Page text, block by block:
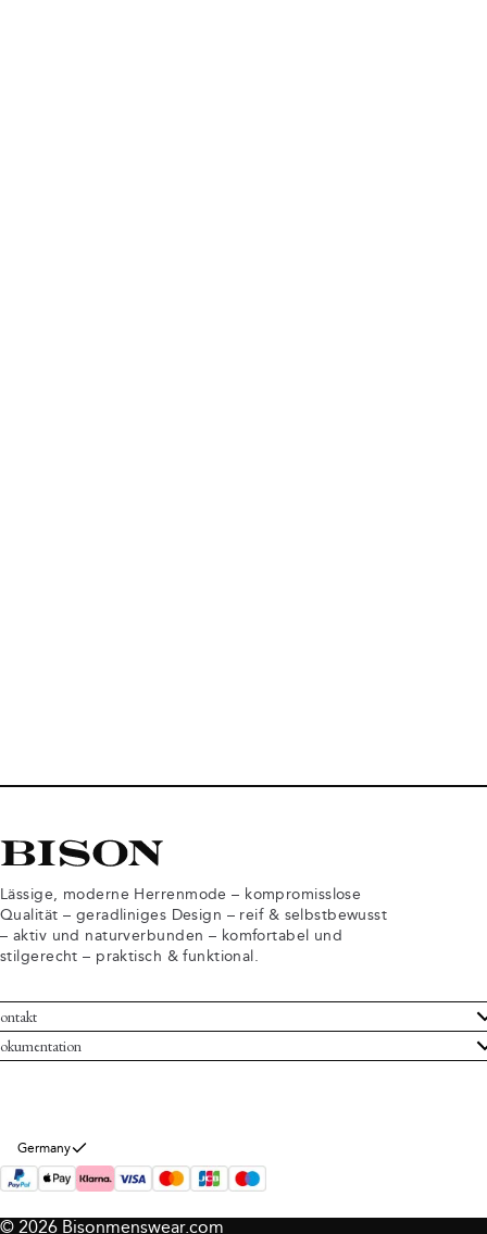
Lässige, moderne Herrenmode – kompromisslose
Qualität – geradliniges Design – reif & selbstbewusst
– aktiv und naturverbunden – komfortabel und
stilgerecht – praktisch & funktional.
Bison
Geschäftsbedingungen
Informationen
Germany
© 2026 Bisonmenswear.com